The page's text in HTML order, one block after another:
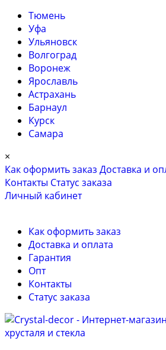
Тюмень
Уфа
Ульяновск
Волгоград
Воронеж
Ярославль
Астрахань
Барнаул
Курск
Самара
×
Как оформить заказ Доставка и
Контакты Cтатус заказа
Личный кабинет
Как оформить заказ
Доставка и оплата
Гарантия
Опт
Контакты
Cтатус заказа